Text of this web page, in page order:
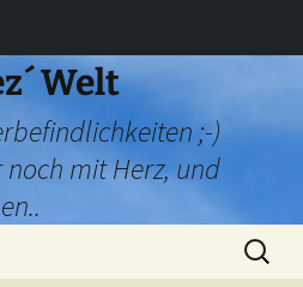
Welt
;-)
mit Herz, und
Suchen
nach: